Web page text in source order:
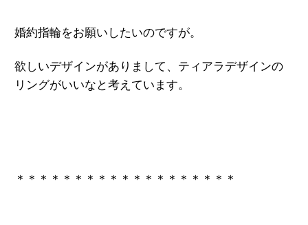
婚約指輪をお願いしたいのですが。
欲しいデザインがありまして、ティアラデザインの
リングがいいなと考えています。
＊＊＊＊＊＊＊＊＊＊＊＊＊＊＊＊＊＊＊